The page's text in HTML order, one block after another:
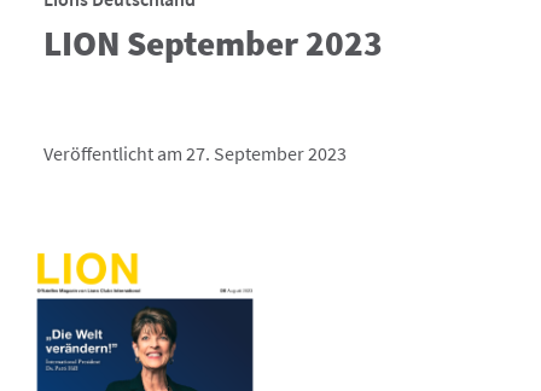
LION September 2023
Veröffentlicht am 27. September 2023